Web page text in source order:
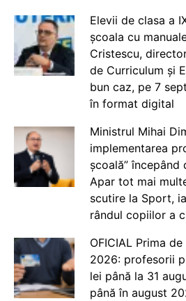
Elevii de clasa a
școala cu
Cristescu,
de Curriculum și
bun caz, pe 7
în format digital
Ministrul Mihai
implementarea
școală” începând
Apar tot mai
scutire la Sport,
rândul copiilor a
OFICIAL Prima
2026: profesorii
lei până la 31
până în august